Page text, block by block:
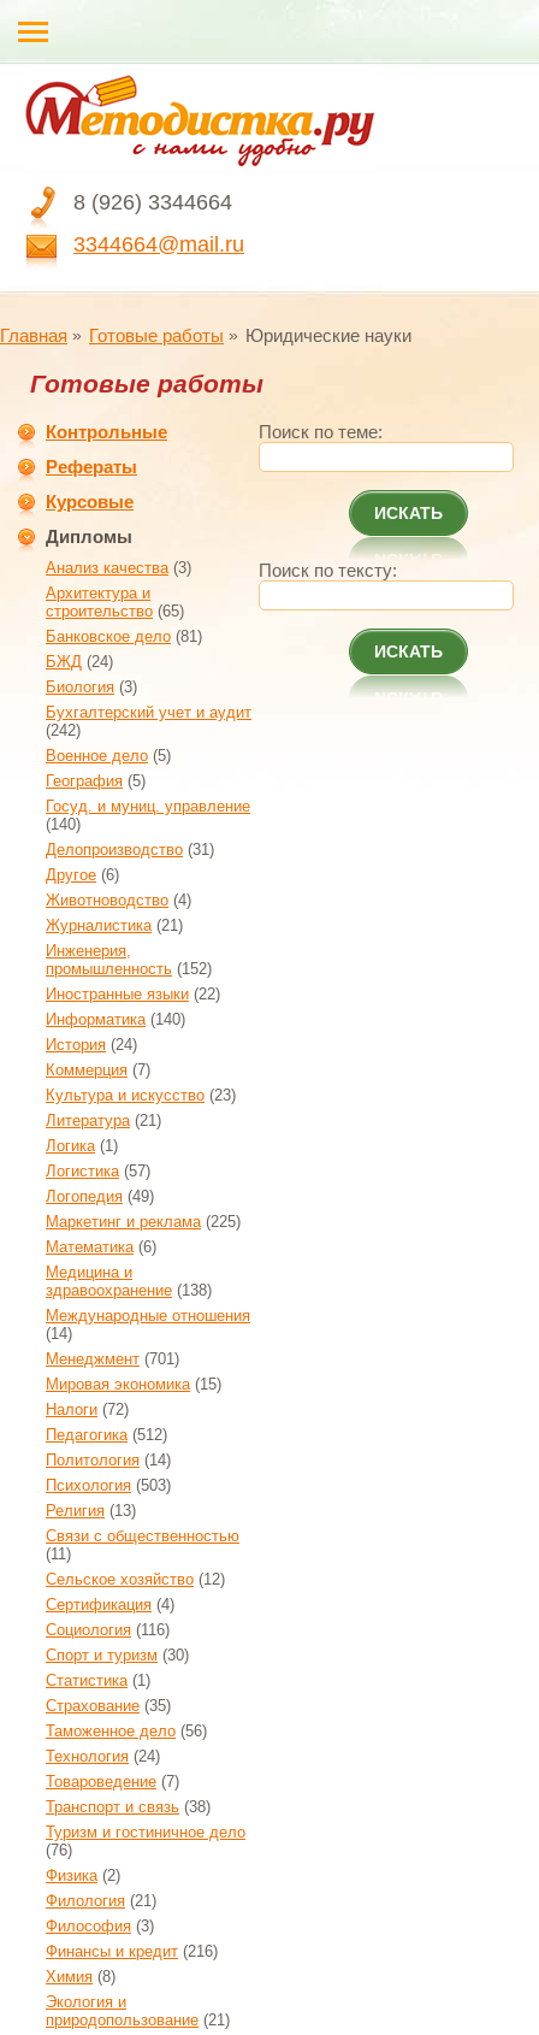
8 (926) 3344664
3344664@mail.ru
Главная Готовые работы Юридические науки
Готовые работы
Контрольные
Рефераты
Курсовые
Дипломы
Анализ качества(3)
Архитектура и
строительство (65)
Банковское дело (81)
БЖД (24)
Биология (3)
Бухгалтерский учет и аудит
(242)
Военное дело (5)
География (5)
Госуд. и муниц. управление
(140)
Делопроизводство (31)
Другое (6)
Животноводство (4)
Журналистика(21)
Инженерия,
промышленность (152)
Иностранные языки (22)
Информатика(140)
История (24)
Коммерция (7)
Культура и искусство (23)
Литература(21)
Логика(1)
Логистика(57)
Логопедия (49)
Маркетинг и реклама(225)
Математика(6)
Медицина и
здравоохранение (138)
Международные отношения
(14)
Менеджмент (701)
Мировая экономика(15)
Налоги (72)
Педагогика(512)
Политология (14)
Психология (503)
Религия (13)
Связи с общественностью
(11)
Сельское хозяйство (12)
Сертификация (4)
Социология (116)
Спорт и туризм (30)
Статистика(1)
Страхование (35)
Таможенное дело (56)
Технология (24)
Товароведение (7)
Транспорт и связь (38)
Туризм и гостиничное дело
(76)
Физика(2)
Филология (21)
Философия (3)
Финансы и кредит (216)
Химия (8)
Экология и
природопользование (21)
Поиск по теме:
ИСКАТЬ
Поиск по тексту:
ИСКАТЬ